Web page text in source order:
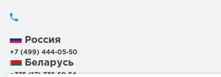
Россия
+7 (499) 444-05-50
Беларусь
+375 (17) 336 50 54